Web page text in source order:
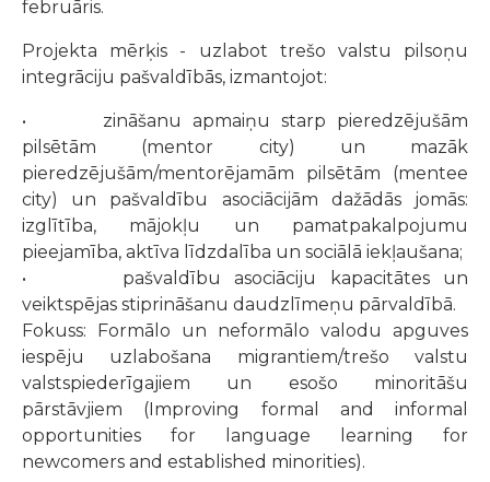
februāris.
Projekta mērķis - uzlabot trešo valstu pilsoņu
integrāciju pašvaldībās, izmantojot:
• zināšanu apmaiņu starp pieredzējušām
pilsētām (mentor city) un mazāk
pieredzējušām/mentorējamām pilsētām (mentee
city) un pašvaldību asociācijām dažādās jomās:
izglītība, mājokļu un pamatpakalpojumu
pieejamība, aktīva līdzdalība un sociālā iekļaušana;
• pašvaldību asociāciju kapacitātes un
veiktspējas stiprināšanu daudzlīmeņu pārvaldībā.
Fokuss: Formālo un neformālo valodu apguves
iespēju uzlabošana migrantiem/trešo valstu
valstspiederīgajiem un esošo minoritāšu
pārstāvjiem (Improving formal and informal
opportunities for language learning for
newcomers and established minorities).